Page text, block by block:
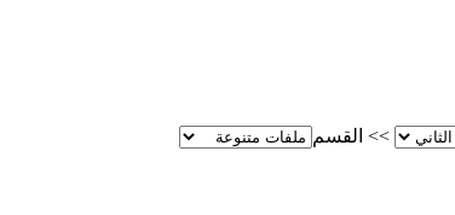
>> القسم